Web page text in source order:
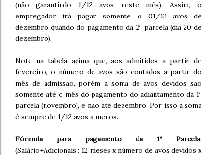
(não garantindo 1/12 avos neste mês). Assim, o
empregador irá pagar somente o 01/12 avos de
dezembro quando do pagamento da 2ª parcela (dia 20 de
dezembro).
Note na tabela acima que, aos admitidos a partir de
fevereiro, o número de avos são contados a partir do
mês de admissão, porém a soma de avos devidos são
somente até o mês do pagamento do adiantamento da 1ª
parcela (novembro), e não até dezembro. Por isso a soma
é sempre de 1/12 avos a menos.
Fórmula para pagamento da 1ª Parcela:
(Salário+Adicionais : 12 meses x número de avos devidos x